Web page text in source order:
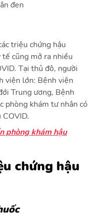
đen
triệu chứng hậu
tế cũng mở ra nhiều
Tại thủ đô, người
viện lớn: Bệnh viện
Trung ương, Bệnh
phòng khám tư nhân có
COVID.
phòng khám hậu
chứng hậu